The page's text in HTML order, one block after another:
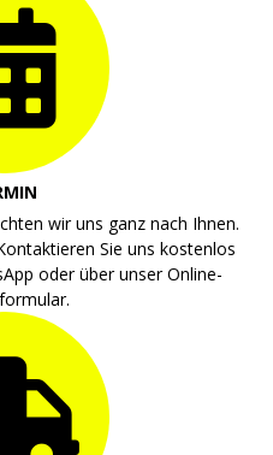
wir uns ganz nach Ihnen.
Sie uns kostenlos
oder über unser Online-